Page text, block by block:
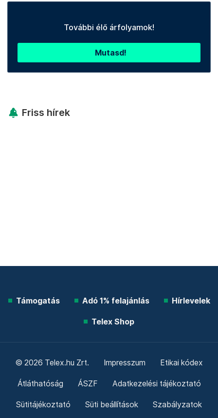
További élő árfolyamok!
Mutasd!
Friss hírek
Támogatás Adó 1% felajánlás Hírlevelek
Telex Shop
© 2026 Telex.hu Zrt. Impresszum Etikai kódex
Átláthatóság ÁSZF Adatkezelési tájékoztató
Sütitájékoztató Süti beállítások Szabályzatok